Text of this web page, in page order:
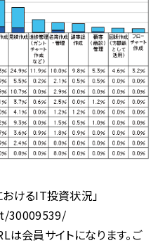
おけるIT投資状況」
30009539/
会員サイトになります。ご